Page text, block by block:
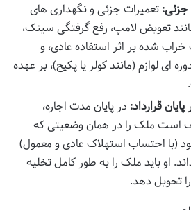
جزئی: تعمیرات جزئی و نگهداری های
تعویض لامپ، رفع گرفتگی سینک،
خراب شده بر اثر استفاده عادی، و
ای لوازم (مانند کولر یا پکیج)، بر عهده
قرارداد: در پایان مدت اجاره،
است ملک را در همان وضعیتی که
(با احتساب استهلاک عادی و معمول)
او باید ملک را به طور کامل تخلیه
تحویل دهد.